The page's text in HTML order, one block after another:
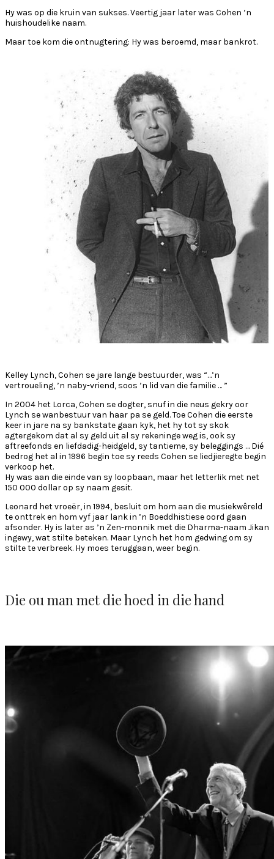
Hy was op die kruin van sukses. Veertig jaar later was Cohen ’n
huishoudelike naam.
Maar toe kom die ontnugtering: Hy was beroemd, maar bankrot.
Kelley Lynch, Cohen se jare lange bestuurder, was “…’n
vertroueling, ’n naby-vriend, soos ’n lid van die familie … ”
In 2004 het Lorca, Cohen se dogter, snuf in die neus gekry oor
Lynch se wanbestuur van haar pa se geld. Toe Cohen die eerste
keer in jare na sy bankstate gaan kyk, het hy tot sy skok
agtergekom dat al sy geld uit al sy rekeninge weg is, ook sy
aftreefonds en liefdadig-heidgeld, sy tantieme, sy beleggings … Dié
bedrog het al in 1996 begin toe sy reeds Cohen se liedjieregte begin
verkoop het.
Hy was aan die einde van sy loopbaan, maar het letterlik met net
150 000 dollar op sy naam gesit.
Leonard het vroeër, in 1994, besluit om hom aan die musiekwêreld
te onttrek en hom vyf jaar lank in ’n Boeddhistiese oord gaan
afsonder. Hy is later as ’n Zen-monnik met die Dharma-naam Jikan
ingewy, wat stilte beteken. Maar Lynch het hom gedwing om sy
stilte te verbreek. Hy moes teruggaan, weer begin.
Die ou man met die hoed in die hand